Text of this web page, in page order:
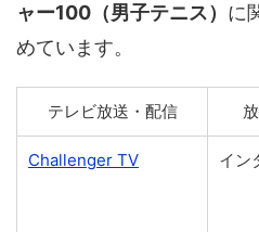
ャー100 （男子テニス） に
めています。
テレビ放送・配信
Challenger TV イン